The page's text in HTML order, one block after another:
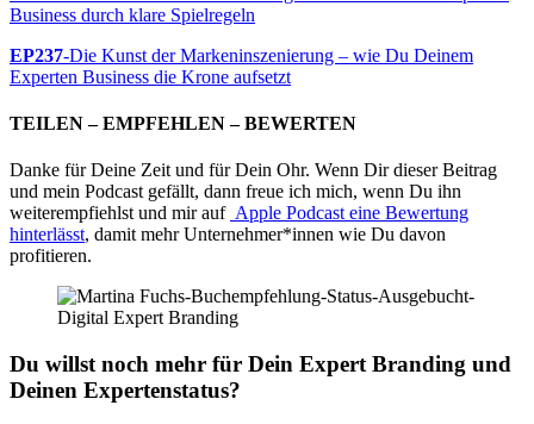
Business durch klare Spielregeln
EP237-Die Kunst der Markeninszenierung – wie Du Deinem
Experten Business die Krone aufsetzt
TEILEN – EMPFEHLEN – BEWERTEN
Danke für Deine Zeit und für Dein Ohr. Wenn Dir dieser Beitrag
und mein Podcast gefällt, dann freue ich mich, wenn Du ihn
weiterempfiehlst und mir auf Apple Podcast eine Bewertung
hinterlässt, damit mehr Unternehmer*innen wie Du davon
profitieren.
Du willst noch mehr für Dein Expert Branding und
Deinen Expertenstatus?